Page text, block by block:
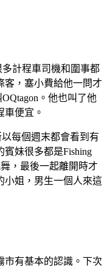
多計程車司機和圍事都
客，塞小費給他一問才
。他也叫了他
便宜。
每個週末都會看到有
妹很多都是Fishing
，最後一起離開時才
小姐，男生一個人來這
市有基本的認識。下次